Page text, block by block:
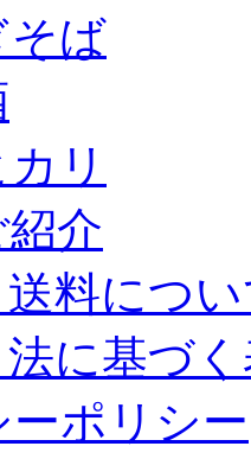
そば
リ
介
料につ
に基づ
ポリシー